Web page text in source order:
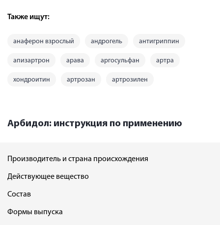
Также ищут:
анаферон взрослый андрогель антигриппин
апизартрон арава аргосульфан артра
хондроитин артрозан артрозилен
Арбидол: инструкция по применению
Производитель и страна происхождения
Действующее вещество
Состав
Формы выпуска